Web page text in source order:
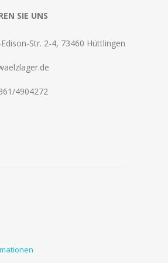
SIE UNS
Str. 2-4, 73460 Hüttlingen
4904272